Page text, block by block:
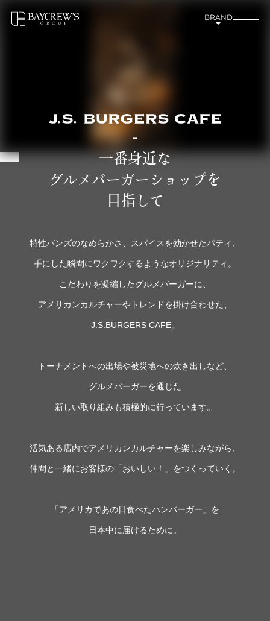
BRAND
一番身近な
グルメバーガーショップを
目指して
特性バンズのなめらかさ、スパイスを効かせたパティ、
手にした瞬間にワクワクするようなオリジナリティ。
こだわりを凝縮したグルメバーガーに、
アメリカンカルチャーやトレンドを掛け合わせた、
J.S.BURGERS CAFE。
トーナメントへの出場や被災地への炊き出しなど、
グルメバーガーを通じた
新しい取り組みも積極的に行っています。
活気ある店内でアメリカンカルチャーを楽しみながら、
仲間と一緒にお客様の「おいしい！」をつくっていく。
「アメリカであの日食べたハンバーガー」を
日本中に届けるために。